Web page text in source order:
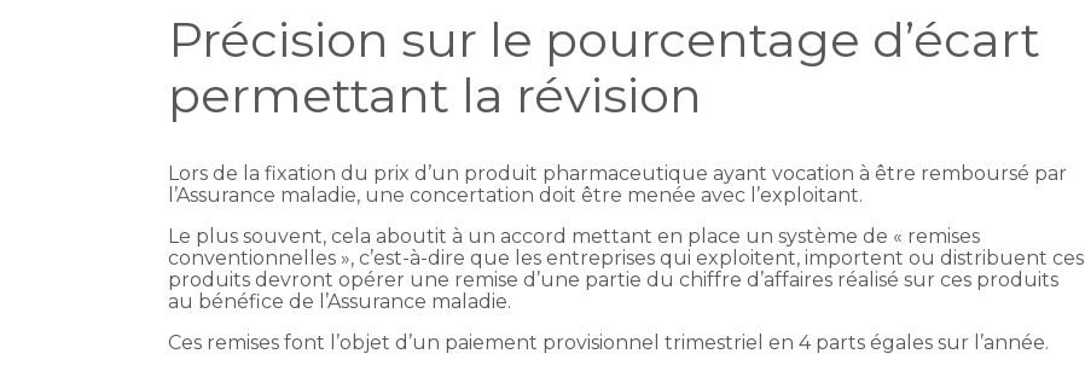
Précision sur le pourcentage d’écart
permettant la révision
Lors de la fixation du prix d’un produit pharmaceutique ayant vocation à être remboursé par
l’Assurance maladie, une concertation doit être menée avec l’exploitant.
Le plus souvent, cela aboutit à un accord mettant en place un système de « remises
conventionnelles », c’est-à-dire que les entreprises qui exploitent, importent ou distribuent ces
produits devront opérer une remise d’une partie du chiffre d’affaires réalisé sur ces produits
au bénéfice de l’Assurance maladie.
Ces remises font l’objet d’un paiement provisionnel trimestriel en 4 parts égales sur l’année.